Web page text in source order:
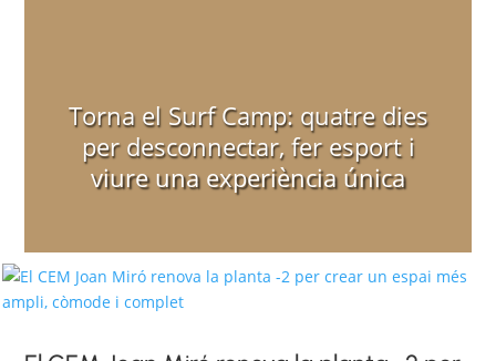
Torna el Surf Camp: quatre dies
per desconnectar, fer esport i
viure una experiència única